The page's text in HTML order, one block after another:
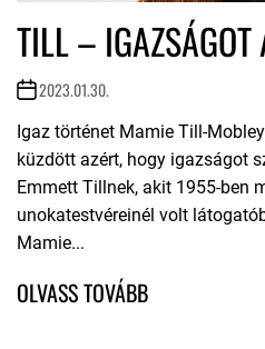
TILL –
2023.01.30.
Igaz történet Mamie Till-
küzdött azért, hogy igazságot
Emmett Tillnek, akit 1955-ben
unokatestvéreinél volt
Mamie...